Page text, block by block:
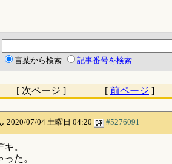
言葉から検索 記事番号を検索
[ 次ページ ] [ 前ページ ]
2020/07/04 土曜日 04:20 #5276091
。
た。